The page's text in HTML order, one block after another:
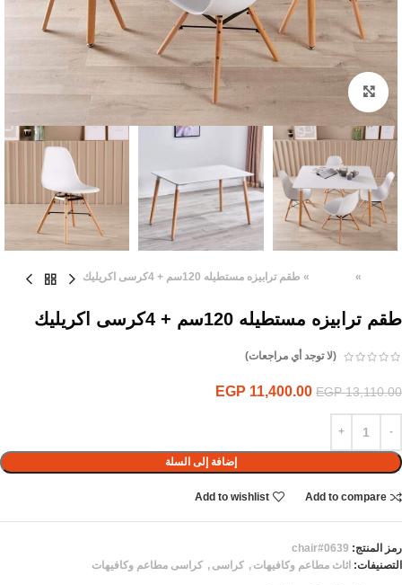
Click to enlarge
»
» طقم ترابيزه مستطيله 120سم + 4كرسى اكريليك
طقم ترابيزه مستطيله 120سم + 4كرسى اكريليك
(لا توجد أي مراجعات)
EGP13,110.00
EGP 11,400.00
إضافة إلى السلة
Add to compare
Add to wishlist
رمز المنتج: chair#0639
التصنيفات: اثاث مطاعم وكافيهات , كراسى , كراسى مطاعم وكافيهات